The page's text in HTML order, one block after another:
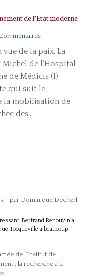
de l’Etat moderne
de la paix. La
de l’Hospital
de Médicis (1).
qui suit le
la mobilisation de
des...
– par Dominique Decherf
Bertrand Renouvin a
Tocqueville a beaucoup
de l’Institut de
: la recherche à la